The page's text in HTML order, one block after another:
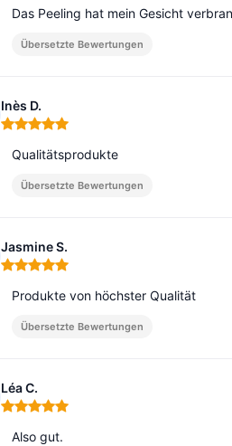
Das Peeling hat mein Gesicht
Übersetzte Bewertungen
Inès D.
Hinweis: 5 von 5
Qualitätsprodukte
Übersetzte Bewertungen
Jasmine S.
Hinweis: 5 von 5
Produkte von höchster Qualität
Übersetzte Bewertungen
Léa C.
Hinweis: 5 von 5
Also gut.